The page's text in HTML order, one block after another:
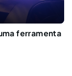
ferramenta